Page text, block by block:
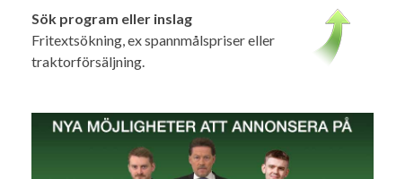
Sök program eller inslag
Fritextsökning, ex spannmålspriser eller
traktorförsäljning.